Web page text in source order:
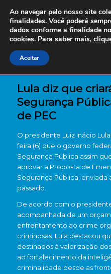
Lula diz que
Segurança
de PEC
O presidente Luiz Inácio
feira (6) que o governo
Segurança Pública assim
aprovar a Proposta de
Segurança Pública,
passado.
De acordo com o
acompanhada de um
enfrentamento ao crime
criminosas. Lula destacou
destinados à valorização
ao fortalecimento da
criminalidade desde as
Ao navegar pelo nosso site
finalidades. Você poderá
dados conforme a finalidade
cookies. Para saber mais,
Aceitar